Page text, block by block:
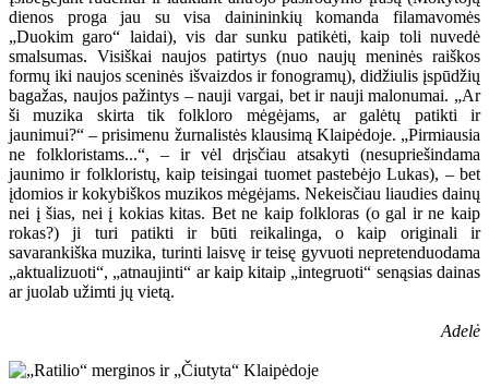
dienos proga jau su visa dainininkių komanda filamavomės
„Duokim garo“ laidai), vis dar sunku patikėti, kaip toli nuvedė
smalsumas. Visiškai naujos patirtys (nuo naujų meninės raiškos
formų iki naujos sceninės išvaizdos ir fonogramų), didžiulis įspūdžių
bagažas, naujos pažintys – nauji vargai, bet ir nauji malonumai. „Ar
ši muzika skirta tik folkloro mėgėjams, ar galėtų patikti ir
jaunimui?“ – prisimenu žurnalistės klausimą Klaipėdoje. „Pirmiausia
ne folkloristams...“, – ir vėl drįsčiau atsakyti (nesupriešindama
jaunimo ir folkloristų, kaip teisingai tuomet pastebėjo Lukas), – bet
įdomios ir kokybiškos muzikos mėgėjams. Nekeisčiau liaudies dainų
nei į šias, nei į kokias kitas. Bet ne kaip folkloras (o gal ir ne kaip
rokas?) ji turi patikti ir būti reikalinga, o kaip originali ir
savarankiška muzika, turinti laisvę ir teisę gyvuoti nepretenduodama
„aktualizuoti“, „atnaujinti“ ar kaip kitaip „integruoti“ senąsias dainas
ar juolab užimti jų vietą.
Adelė